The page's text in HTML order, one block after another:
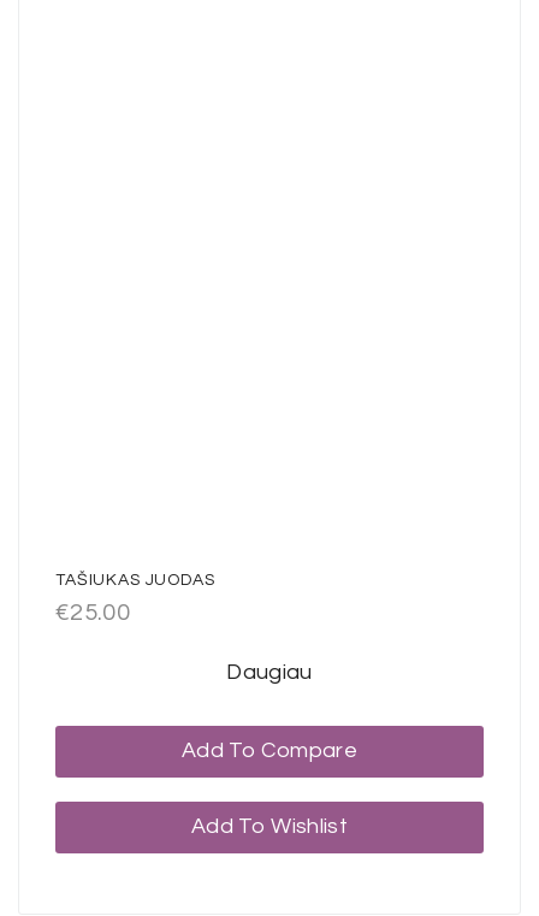
TAŠIUKAS JUODAS
€25.00
Daugiau
Add To Compare
Add To Wishlist